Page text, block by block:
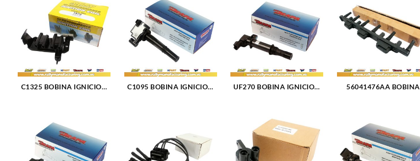
C1325 BOBINA IGNICION
C1095 BOBINA IGNICION
UF270 BOBINA IGNICION
56041476AA BOBINA